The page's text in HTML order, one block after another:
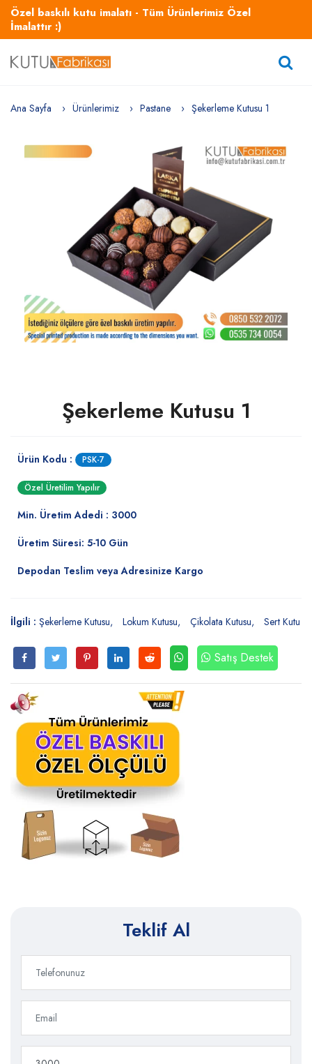
Özel baskılı kutu imalatı - Tüm Ürünlerimiz Özel
İmalattır :)
Ana Sayfa Ürünlerimiz Pastane Şekerleme Kutusu 1
Şekerleme Kutusu 1
Ürün Kodu : PSK-7
Özel Üretilim Yapılır
Min. Üretim Adedi : 3000
Üretim Süresi: 5-10 Gün
Depodan Teslim veya Adresinize Kargo
İlgili : Şekerleme Kutusu Lokum Kutusu Çikolata Kutusu Sert Kutu
Satış Destek
Teklif Al